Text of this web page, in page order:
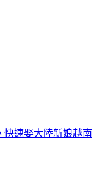
快速娶大陸新娘越南